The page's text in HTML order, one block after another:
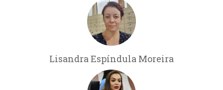
Lisandra Espíndula Moreira